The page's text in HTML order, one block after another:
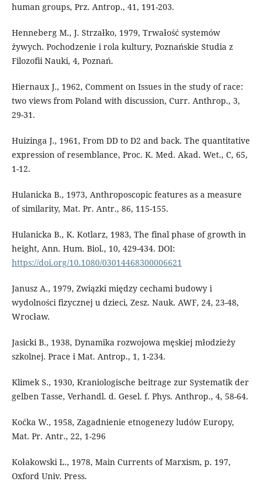
human groups, Prz. Antrop., 41, 191-203.
Henneberg M., J. Strzałko, 1979, Trwałość systemów
żywych. Pochodzenie i rola kultury, Poznańskie Studia z
Filozofii Nauki, 4, Poznań.
Hiernaux J., 1962, Comment on Issues in the study of race:
two views from Poland with discussion, Curr. Anthrop., 3,
29-31.
Huizinga J., 1961, From DD to D2 and back. The quantitative
expression of resemblance, Proc. K. Med. Akad. Wet., C, 65,
1-12.
Hulanicka B., 1973, Anthroposcopic features as a measure
of similarity, Mat. Pr. Antr., 86, 115-155.
Hulanicka B., K. Kotlarz, 1983, The final phase of growth in
height, Ann. Hum. Biol., 10, 429-434. DOI:
https://doi.org/10.1080/03014468300006621
Janusz A., 1979, Związki między cechami budowy i
wydolności fizycznej u dzieci, Zesz. Nauk. AWF, 24, 23-48,
Wrocław.
Jasicki B., 1938, Dynamika rozwojowa męskiej młodzieży
szkolnej. Prace i Mat. Antrop., 1, 1-234.
Klimek S., 1930, Kraniologische beitrage zur Systematik der
gelben Tasse, Verhandl. d. Gesel. f. Phys. Anthrop., 4, 58-64.
Koćka W., 1958, Zagadnienie etnogenezy ludów Europy,
Mat. Pr. Antr., 22, 1-296
Kołakowski L., 1978, Main Currents of Marxism, p. 197,
Oxford Univ. Press.